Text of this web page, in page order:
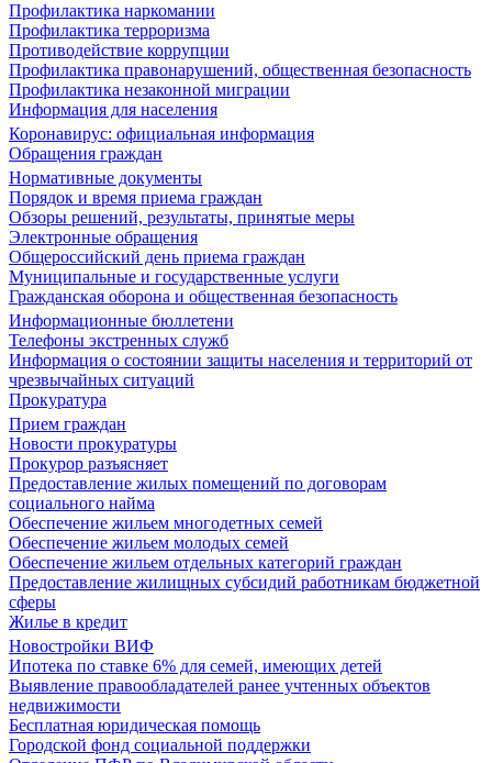
Профилактика наркомании
Профилактика терроризма
Противодействие коррупции
Профилактика правонарушений, общественная безопасность
Профилактика незаконной миграции
Информация для населения
Коронавирус: официальная информация
Обращения граждан
Нормативные документы
Порядок и время приема граждан
Обзоры решений, результаты, принятые меры
Электронные обращения
Общероссийский день приема граждан
Муниципальные и государственные услуги
Гражданская оборона и общественная безопасность
Информационные бюллетени
Телефоны экстренных служб
Информация о состоянии защиты населения и территорий от
чрезвычайных ситуаций
Прокуратура
Прием граждан
Новости прокуратуры
Прокурор разъясняет
Предоставление жилых помещений по договорам
социального найма
Обеспечение жильем многодетных семей
Обеспечение жильем молодых семей
Обеспечение жильем отдельных категорий граждан
Предоставление жилищных субсидий работникам бюджетной
сферы
Жилье в кредит
Новостройки ВИФ
Ипотека по ставке 6% для семей, имеющих детей
Выявление правообладателей ранее учтенных объектов
недвижимости
Бесплатная юридическая помощь
Городской фонд социальной поддержки